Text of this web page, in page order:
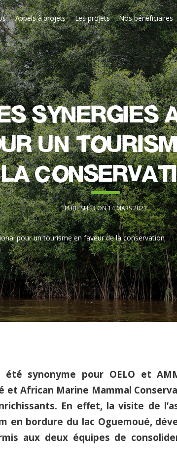
Appels à projets Les projets Nos bénéficiaires
synergies
un
la
PUBLISHED ON 14 MARS 2023
pour un tourisme en faveur de la conservation
synonyme pour OELO et
et African Marine Mammal
En effet, la visite de
en bordure du lac Oguemoué,
aux deux équipes de